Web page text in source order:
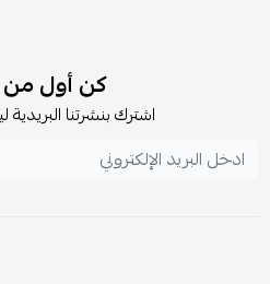
تتميز خامة البوكليه بكونها عملية
اللطيف للحفاظ على رونق القماش
هل يعتبر المزيج الخشبي
للرطوبة؟
كن أول
اشترك بنشرتنا